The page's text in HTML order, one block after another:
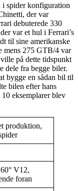
spider konfiguration
der var
debuterede 330
var et hul i Ferrari’s
til sine amerikanske
mens 275 GTB/4 var
på dette tidspunkt
dele fra begge biler.
bygge en sådan bil til
bilen efter hans
eksemplarer blev
produktion,
V12,
foran